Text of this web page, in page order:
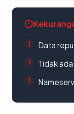
Data
Tidak